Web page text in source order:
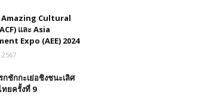
Amazing Cultural
และ Asia
Expo (AEE) 2024
กชักกะเย่อชิงชนะเลิศ
ทยครั้งที่ 9